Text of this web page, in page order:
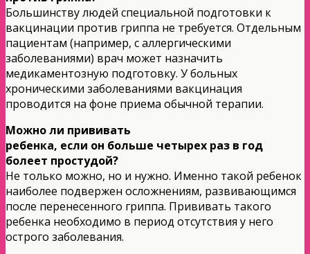
Большинству людей специальной подготовки к
вакцинации против гриппа не требуется. Отдельным
пациентам (например, с аллергическими
заболеваниями) врач может назначить
медикаментозную подготовку. У больных
хроническими заболеваниями вакцинация
проводится на фоне приема обычной терапии.
Можно ли прививать
ребенка, если он больше четырех раз в год
болеет простудой?
Не только можно, но и нужно. Именно такой ребенок
наиболее подвержен осложнениям, развивающимся
после перенесенного гриппа. Прививать такого
ребенка необходимо в период отсутствия у него
острого заболевания.